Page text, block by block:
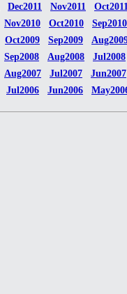
Dec2011 Nov2011
Nov2010 Oct2010
Sep2010
Oct2009 Sep2009
Sep2008 Aug2008
Jul2008
Aug2007 Jul2007
Jun2007
Jul2006 Jun2006